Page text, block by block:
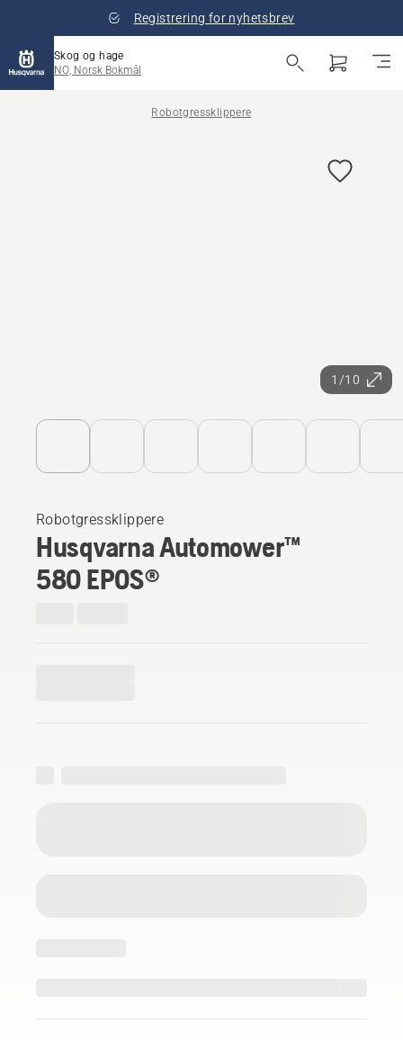
Registrering for nyhetsbrev
Skog og hage
NO, Norsk Bokmål
Robotgressklippere
1/10
Robotgressklippere
Husqvarna Automower™
580 EPOS®